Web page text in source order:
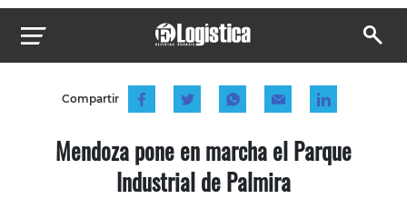
Compartir
Mendoza pone en marcha el Parque
Industrial de Palmira